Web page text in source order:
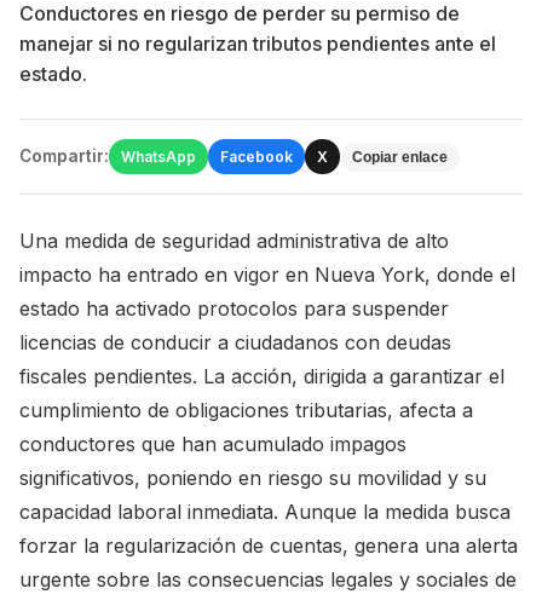
Conductores en riesgo de perder su permiso de
manejar si no regularizan tributos pendientes ante el
estado.
Compartir: WhatsApp Facebook X Copiar enlace
Una medida de seguridad administrativa de alto
impacto ha entrado en vigor en Nueva York, donde el
estado ha activado protocolos para suspender
licencias de conducir a ciudadanos con deudas
fiscales pendientes. La acción, dirigida a garantizar el
cumplimiento de obligaciones tributarias, afecta a
conductores que han acumulado impagos
significativos, poniendo en riesgo su movilidad y su
capacidad laboral inmediata. Aunque la medida busca
forzar la regularización de cuentas, genera una alerta
urgente sobre las consecuencias legales y sociales de